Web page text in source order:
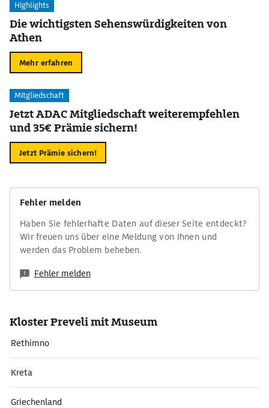
Highlights
Die wichtigsten Sehenswürdigkeiten von
Athen
Mehr erfahren
Mitgliedschaft
Jetzt ADAC Mitgliedschaft weiterempfehlen
und 35€ Prämie sichern!
Jetzt Prämie sichern!
Fehler melden
Haben Sie fehlerhafte Daten auf dieser Seite entdeckt?
Wir freuen uns über eine Meldung von Ihnen und
werden das Problem beheben.
Fehler melden
Kloster Preveli mit Museum
Rethimno
Kreta
Griechenland